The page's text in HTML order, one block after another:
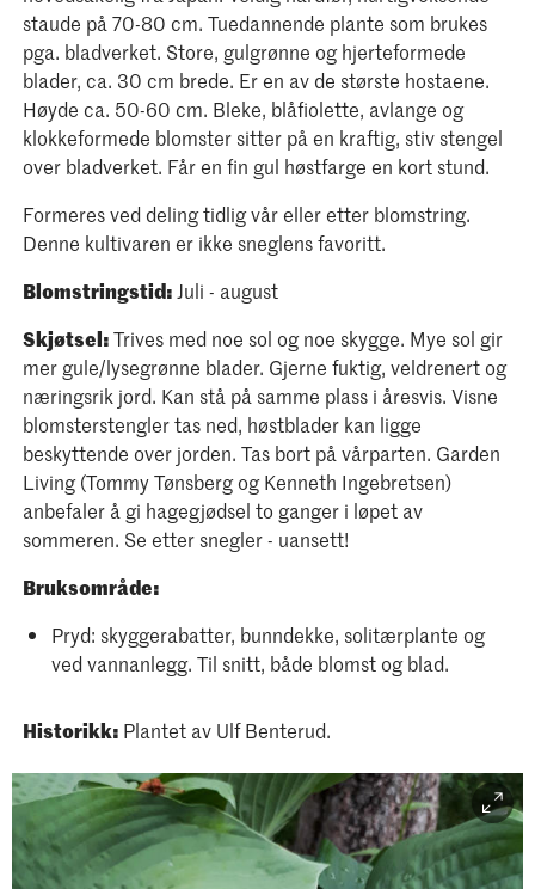
staude på 70-80 cm. Tuedannende plante som brukes
pga. bladverket. Store, gulgrønne og hjerteformede
blader, ca. 30 cm brede. Er en av de største hostaene.
Høyde ca. 50-60 cm. Bleke, blåfiolette, avlange og
klokkeformede blomster sitter på en kraftig, stiv stengel
over bladverket. Får en fin gul høstfarge en kort stund.
Formeres ved deling tidlig vår eller etter blomstring.
Denne kultivaren er ikke sneglens favoritt.
Blomstringstid: Juli - august
Skjøtsel:Trives med noe sol og noe skygge. Mye sol gir
mer gule/lysegrønne blader. Gjerne fuktig, veldrenert og
næringsrik jord. Kan stå på samme plass i åresvis. Visne
blomsterstengler tas ned, høstblader kan ligge
beskyttende over jorden. Tas bort på vårparten. Garden
Living (Tommy Tønsberg og Kenneth Ingebretsen)
anbefaler å gi hagegjødsel to ganger i løpet av
sommeren. Se etter snegler - uansett!
Bruksområde:
Pryd: skyggerabatter, bunndekke, solitærplante og
ved vannanlegg. Til snitt, både blomst og blad. ​
Historikk: Plantet av Ulf Benterud.